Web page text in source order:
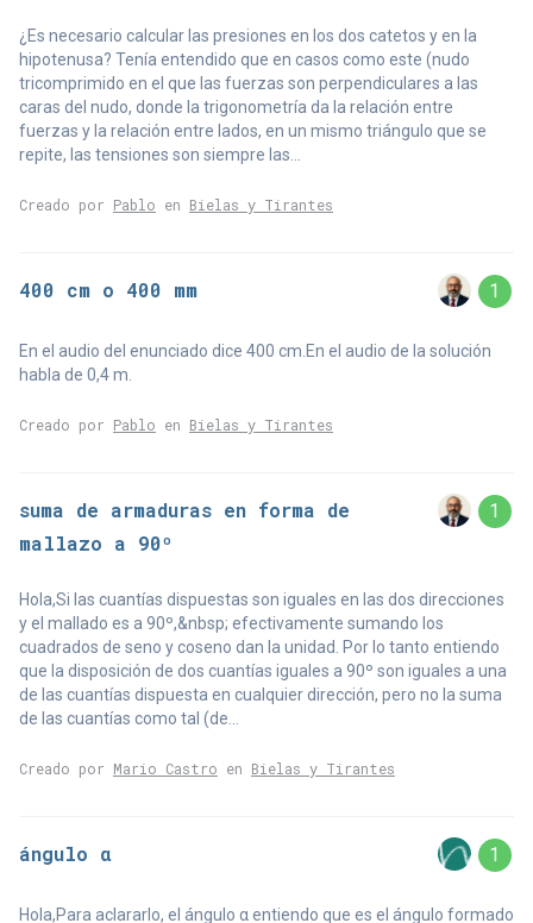
¿Es necesario calcular las presiones en los dos catetos y en la
hipotenusa? Tenía entendido que en casos como este (nudo
tricomprimido en el que las fuerzas son perpendiculares a las
caras del nudo, donde la trigonometría da la relación entre
fuerzas y la relación entre lados, en un mismo triángulo que se
repite, las tensiones son siempre las...
Creado por Pablo en Bielas y Tirantes
400 cm o 400 mm 1
En el audio del enunciado dice 400 cm.En el audio de la solución
habla de 0,4 m.
Creado por Pablo en Bielas y Tirantes
suma de armaduras en forma de
mallazo a 90º
1
Hola,Si las cuantías dispuestas son iguales en las dos direcciones
y el mallado es a 90º,&nbsp; efectivamente sumando los
cuadrados de seno y coseno dan la unidad. Por lo tanto entiendo
que la disposición de dos cuantías iguales a 90º son iguales a una
de las cuantías dispuesta en cualquier dirección, pero no la suma
de las cuantías como tal (de...
Creado por Mario Castro en Bielas y Tirantes
ángulo α 1
Hola,Para aclararlo, el ángulo α entiendo que es el ángulo formado